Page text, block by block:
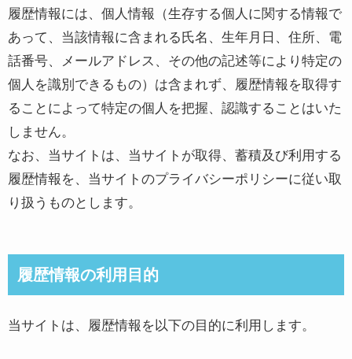
履歴情報には、個人情報（生存する個人に関する情報で
あって、当該情報に含まれる氏名、生年月日、住所、電
話番号、メールアドレス、その他の記述等により特定の
個人を識別できるもの）は含まれず、履歴情報を取得す
ることによって特定の個人を把握、認識することはいた
しません。
なお、当サイトは、当サイトが取得、蓄積及び利用する
履歴情報を、当サイトのプライバシーポリシーに従い取
り扱うものとします。
履歴情報の利用目的
当サイトは、履歴情報を以下の目的に利用します。